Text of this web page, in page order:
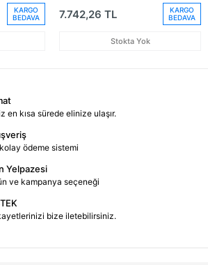
KARGO
BEDAVA
7.742,26 TL
KARGO
BEDAVA
Stokta Yok
en kısa sürede elinize ulaşır.
ödeme sistemi
Yelpazesi
ve kampanya seçeneği
bize iletebilirsiniz.